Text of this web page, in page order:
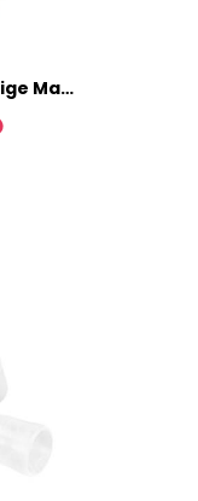
WHAMVOX 8 Teilige Farbige Mauerwerk Trägerplatte Hey Crafts Sensory Pottery Pad Kind Polymer Crafting Modelling DIY Clay Pad Tonpad Für Töpfertonwerkzeuge Harzzubehör Kunststoff